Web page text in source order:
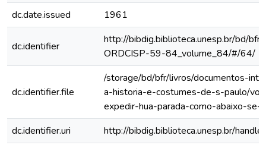
dc.date.issued
1961
dc.identifier
http://bibdig.biblioteca.unesp.br/bd/
ORDCISP-59-84_volume_84/#/64/
dc.identifier.file
/storage/bd/bfr/livros/documentos-
a-historia-e-costumes-de-s-paulo/
expedir-hua-parada-como-abaixo-se-
dc.identifier.uri
http://bibdig.biblioteca.unesp.br/